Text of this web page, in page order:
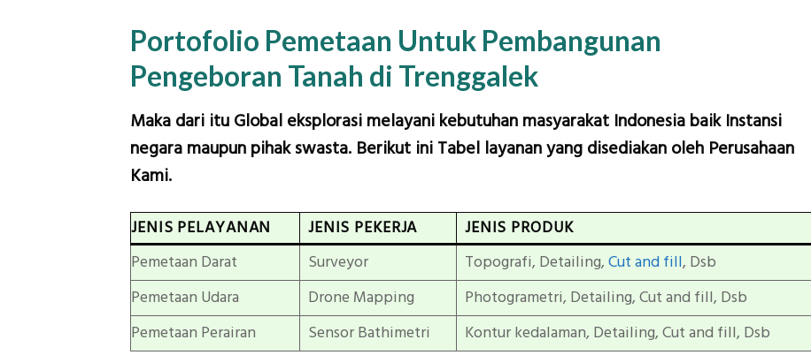
Portofolio Pemetaan Untuk Pembangunan
Pengeboran Tanah di Trenggalek
Maka dari itu Global eksplorasi melayani kebutuhan masyarakat Indonesia baik Instansi
negara maupun pihak swasta. Berikut ini Tabel layanan yang disediakan oleh Perusahaan
Kami.
JENIS PELAYANAN JENIS PEKERJA
JENIS PRODUK
Pemetaan Darat
Surveyor Topografi, Detailing, Cut and fill, Dsb
Pemetaan Udara
Drone Mapping
Photogrametri, Detailing, Cut and fill, Dsb
Pemetaan Perairan
Sensor Bathimetri Kontur kedalaman, Detailing, Cut and fill, Dsb